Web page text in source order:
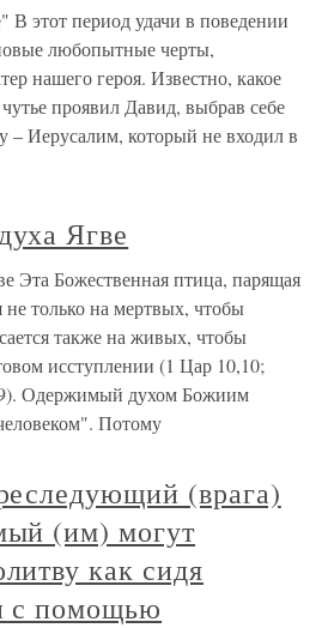
этот период удачи в поведении
любопытные черты,
нашего героя. Известно, какое
проявил Давид, выбрав себе
– Иерусалим, который не входил в
Ягве
Эта Божественная птица, парящая
не только на мертвых, чтобы
также на живых, чтобы
исступлении (1 Цар 10,10;
Одержимый духом Божиим
Потому
(врага)
(им) могут
как сидя
с помощью